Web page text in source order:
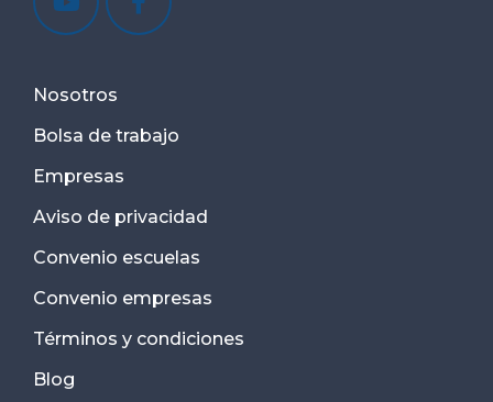
Nosotros
Bolsa de trabajo
Empresas
Aviso de privacidad
Convenio escuelas
Convenio empresas
Términos y condiciones
Blog